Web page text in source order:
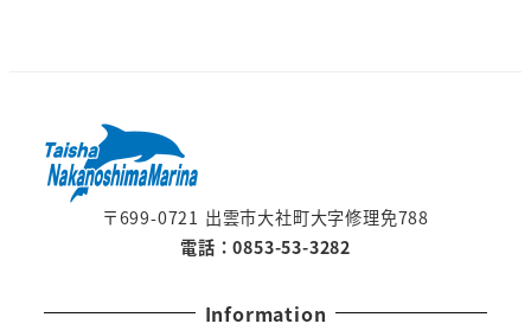
〒699-0721 出雲市大社町大字修理免788
電話：0853-53-3282
Information